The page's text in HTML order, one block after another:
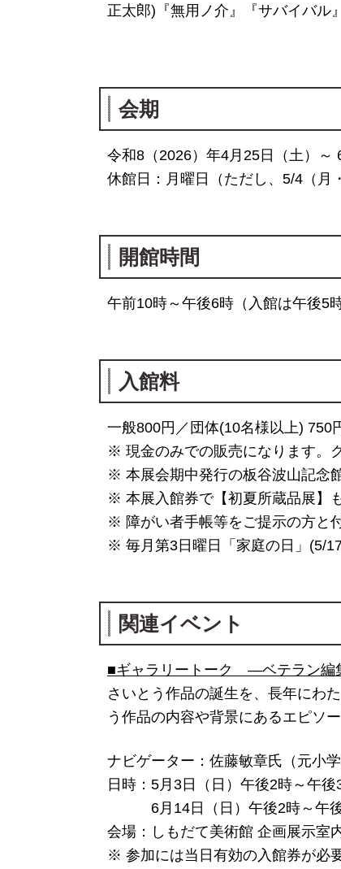
正太郎)『無用ノ介』『サバイバル
会期
令和8（2026）年4月25日（土）～
休館日：月曜日（ただし、5/4（月
開館時間
午前10時～午後6時（入館は午後5
入館料
一般800円／団体(10名様以上) 750
※ 現金のみでの販売になります。
※ 本展会期中発行の板谷波山記念
※ 本展入館券で【初夏所蔵品展】
※ 障がい者手帳等をご提示の方と
※ 毎月第3日曜日「家庭の日」(5/
関連イベント
■ギャラリートーク ―ベテラン編
さいとう作品の誕生を、長年にわ
う作品の内容や背景にあるエピソ
ナビゲーター：佐藤敏章氏（元小
日時：5月3日（日）午後2時～午後
6月14日（日）午後2時～午
会場：しもだて美術館 企画展示室
※ 参加には当日有効の入館券が必要